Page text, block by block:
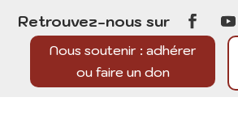
Retrouvez-nous sur
Nous soutenir : adhérer
ou faire un don